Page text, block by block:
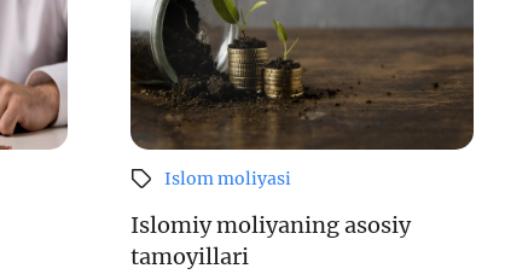
Islom moliyasi
Islomiy moliyaning asosiy
tamoyillari